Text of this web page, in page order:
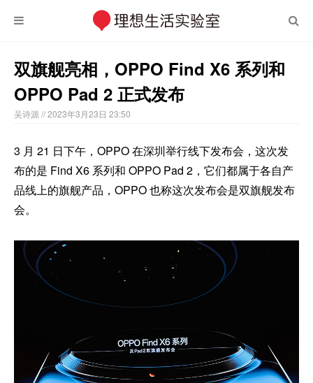
双旗舰亮相，OPPO Find X6 系列和
OPPO Pad 2 正式发布
吴诗源 // 2023年3月23日 23:50
3 月 21 日下午，OPPO 在深圳举行线下发布会，这次发
布的是 Find X6 系列和 OPPO Pad 2，它们都属于各自产
品线上的旗舰产品，OPPO 也称这次发布会是双旗舰发布
会。